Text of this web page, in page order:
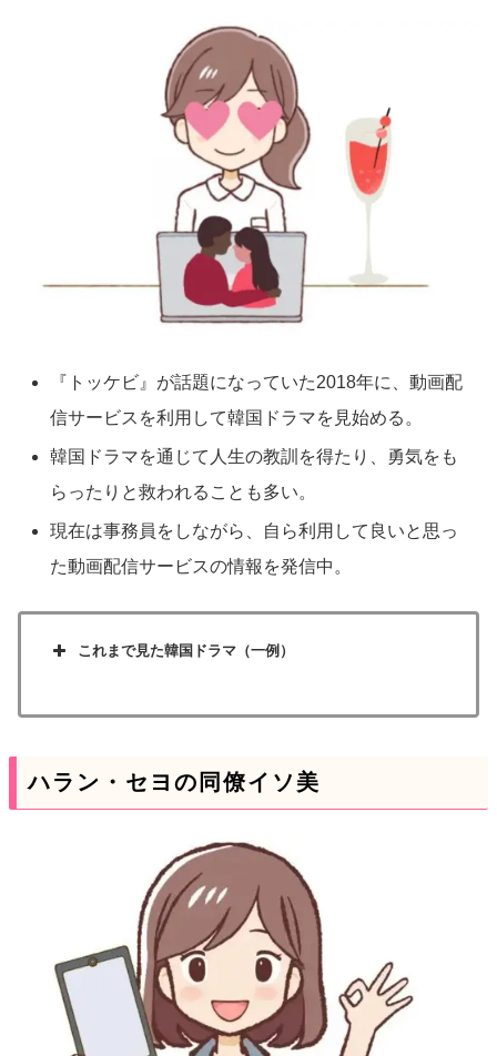
『トッケビ』が話題になっていた2018年に、動画配
信サービスを利用して韓国ドラマを見始める。
韓国ドラマを通じて人生の教訓を得たり、勇気をも
らったりと救われることも多い。
現在は事務員をしながら、自ら利用して良いと思っ
た動画配信サービスの情報を発信中。
これまで見た韓国ドラマ（一例）
『愛の不時着』
『社内お見合い』
『涙の女王』
『トッケビ』
『梨泰院クラス』
『太陽の末裔』
『ソンジェ背負って走れ』
『麗＜レイ＞～花萌ゆる8人の皇子たち』
ハラン・セヨの同僚イソ美